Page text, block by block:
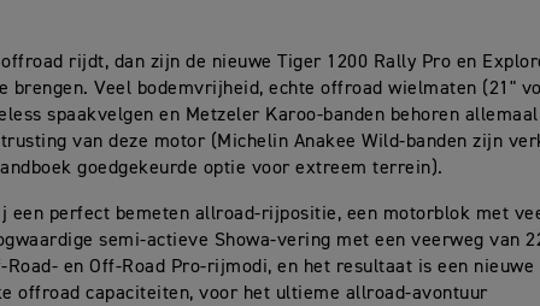
rijdt, dan zijn de nieuwe Tiger 1200 Rally Pro en
brengen. Veel bodemvrijheid, echte offroad wielmaten (21"
spaakvelgen en Metzeler Karoo-banden behoren
van deze motor (Michelin Anakee Wild-banden zijn
goedgekeurde optie voor extreem terrein).
een perfect bemeten allroad-rijpositie, een motorblok met
semi-actieve Showa-vering met een veerweg van
Road- en Off-Road Pro-rijmodi, en het resultaat is een
offroad capaciteiten, voor het ultieme allroad-avontuur